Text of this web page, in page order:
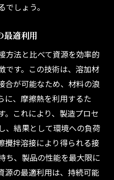
しょう。
最適利用
方法と比べて資源を効率的
です。この技術は、溶加材
合が可能なため、材料の浪
に、摩擦熱を利用するた
。これにより、製造プロセ
、結果として環境への負荷
攪拌溶接により得られる接
ち、製品の性能を最大限に
源の最適利用は、持続可能